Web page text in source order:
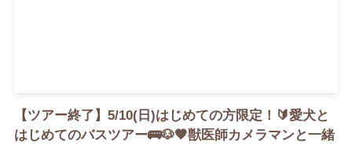
【ツアー終了】5/10(日)はじめての方限定！🔰愛犬と
はじめてのバスツアー🚌🐶🧡獣医師カメラマンと一緒